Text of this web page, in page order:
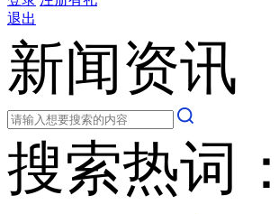
退出
新闻资讯
搜索热词：